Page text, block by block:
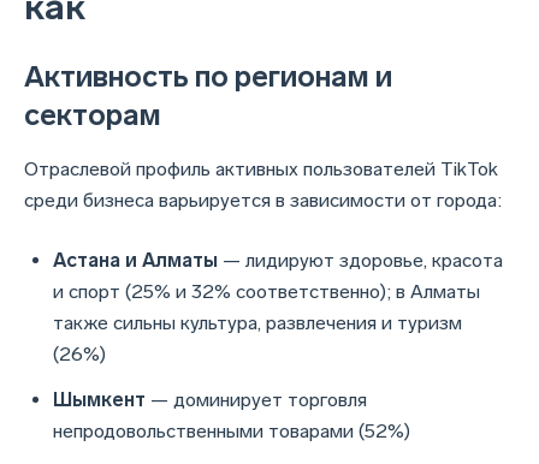
Активность по регионам и
секторам
Отраслевой профиль активных пользователей TikTok
среди бизнеса варьируется в зависимости от города:
Астана и Алматы — лидируют здоровье, красота
и спорт (25% и 32% соответственно); в Алматы
также сильны культура, развлечения и туризм
(26%)
Шымкент — доминирует торговля
непродовольственными товарами (52%)